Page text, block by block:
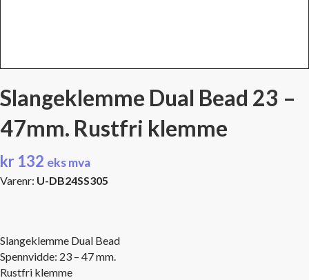
Slangeklemme Dual Bead 23 –
47mm. Rustfri klemme
kr 132 eks mva
Varenr: U-DB24SS305
Slangeklemme Dual Bead
Spennvidde: 23 – 47 mm.
Rustfri klemme